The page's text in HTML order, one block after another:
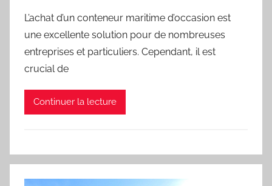
L’achat d’un conteneur maritime d’occasion est
une excellente solution pour de nombreuses
entreprises et particuliers. Cependant, il est
crucial de
Continuer la lecture